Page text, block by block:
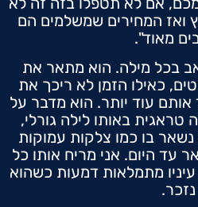
ואז המחירים שמשלמים הם
מאוד".
בכל מילה. הוא מתאר את
כאילו הזמן לא ריכך את
אותם עוד יותר. הוא מדבר על
באותו לילה גורלי,
בו כמו צלקות עמוקות
עד היום. אני מריח אותו כל
מתמלאות דמעות כשהוא
נזכר.